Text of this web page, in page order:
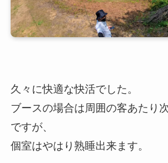
久々に快適な快活でした。
ブースの場合は周囲の客あたり
ですが、
個室はやはり熟睡出来ます。